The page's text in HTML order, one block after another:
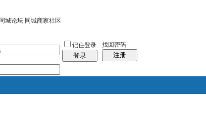
记住登录
登录
找回密码
注册